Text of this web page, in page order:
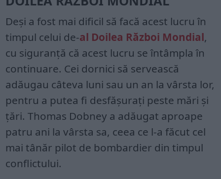
Deși a fost mai dificil să facă acest lucru în
timpul celui de-al Doilea Război Mondial,
cu siguranță că acest lucru se întâmpla în
continuare. Cei dornici să servească
adăugau câteva luni sau un an la vârsta lor,
pentru a putea fi desfășurați peste mări și
țări. Thomas Dobney a adăugat aproape
patru ani la vârsta sa, ceea ce l-a făcut cel
mai tânăr pilot de bombardier din timpul
conflictului.